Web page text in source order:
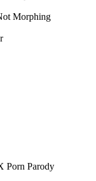
Morphing
Porn Parody